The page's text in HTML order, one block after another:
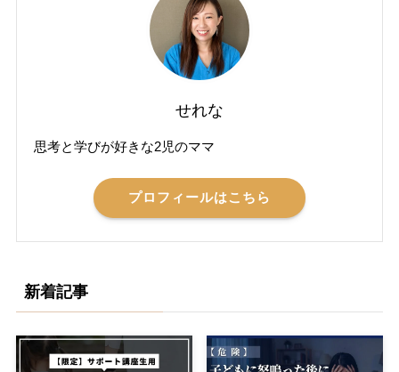
せれな
思考と学びが好きな2児のママ
プロフィールはこちら
新着記事